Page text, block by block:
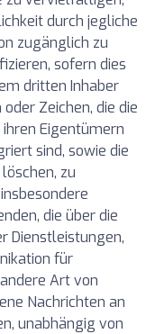
durch jegliche
zugänglich zu
sofern dies
dritten Inhaber
Zeichen, die die
ihren Eigentümern
sind, sowie die
zu
die über die
Dienstleistungen,
für
Art von
Nachrichten an
unabhängig von